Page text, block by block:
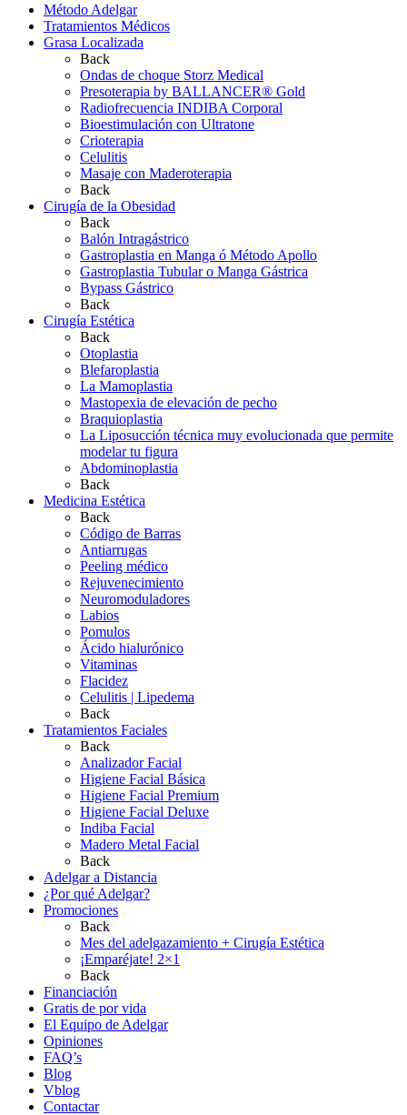
Método Adelgar
Tratamientos Médicos
Grasa Localizada
Back
Ondas de choque Storz Medical
Presoterapia by BALLANCER® Gold
Radiofrecuencia INDIBA Corporal
Bioestimulación con Ultratone
Crioterapia
Celulitis
Masaje con Maderoterapia
Back
Cirugía de la Obesidad
Back
Balón Intragástrico
Gastroplastia en Manga ó Método Apollo
Gastroplastia Tubular o Manga Gástrica
Bypass Gástrico
Back
Cirugía Estética
Back
Otoplastia
Blefaroplastia
La Mamoplastia
Mastopexia de elevación de pecho
Braquioplastia
La Liposucción técnica muy evolucionada que permite
modelar tu figura
Abdominoplastia
Back
Medicina Estética
Back
Código de Barras
Antiarrugas
Peeling médico
Rejuvenecimiento
Neuromoduladores
Labios
Pomulos
Ácido hialurónico
Vitaminas
Flacidez
Celulitis | Lipedema
Back
Tratamientos Faciales
Back
Analizador Facial
Higiene Facial Básica
Higiene Facial Premium
Higiene Facial Deluxe
Indiba Facial
Madero Metal Facial
Back
Adelgar a Distancia
¿Por qué Adelgar?
Promociones
Back
Mes del adelgazamiento + Cirugía Estética
¡Emparéjate! 2×1
Back
Financiación
Gratis de por vida
El Equipo de Adelgar
Opiniones
FAQ’s
Blog
Vblog
Contactar